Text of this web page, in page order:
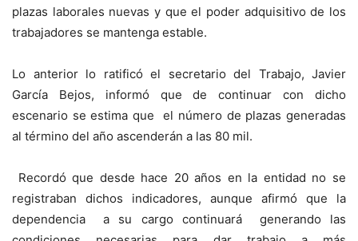
plazas laborales nuevas y que el poder adquisitivo de los
trabajadores se mantenga estable.
Lo anterior lo ratificó el secretario del Trabajo, Javier
García Bejos, informó que de continuar con dicho
escenario se estima que el número de plazas generadas
al término del año ascenderán a las 80 mil.
Recordó que desde hace 20 años en la entidad no se
registraban dichos indicadores, aunque afirmó que la
dependencia a su cargo continuará generando las